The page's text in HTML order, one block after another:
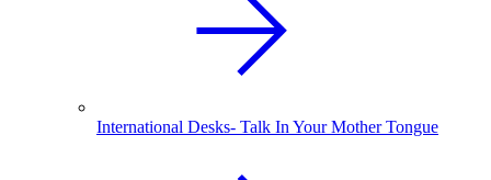
International Desks- Talk In Your Mother Tongue